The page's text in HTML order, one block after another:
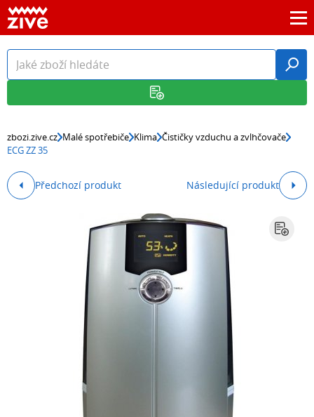
zbozi.zive.cz Malé spotřebiče Klima Čističky vzduchu a zvlhčovače
ECG ZZ 35
Předchozí produkt Následující produkt